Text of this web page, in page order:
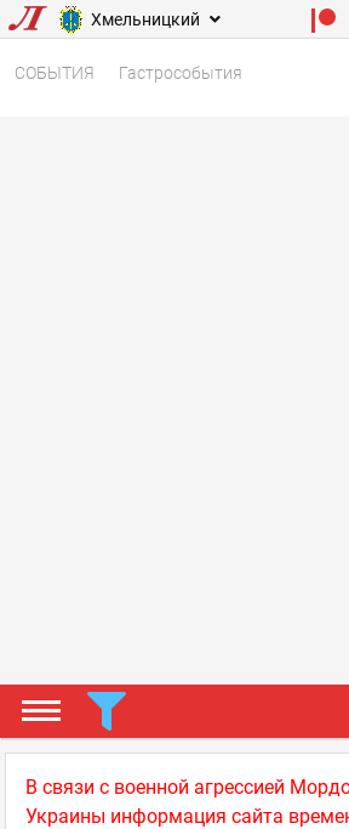
Хмельницкий
СОБЫТИЯ Гастрособытия
В связи с военной агрессией
Украины информация сайта